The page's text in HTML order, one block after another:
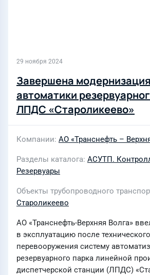
29 ноября 2024
Завершена
автоматики
ЛПДС «Староликеево»
Компании АО «Транснефть –
Разделы каталога АСУТП.
Резервуары
Объекты трубопроводного
Староликеево
АО «Транснефть-Верхняя Волга»
в эксплуатацию после технического
перевооружения систему
резервуарного парка линейной
диспетчерской станции (ЛПДС)